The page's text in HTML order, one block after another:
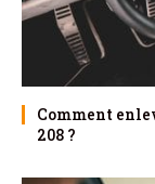
Comment
208 ?